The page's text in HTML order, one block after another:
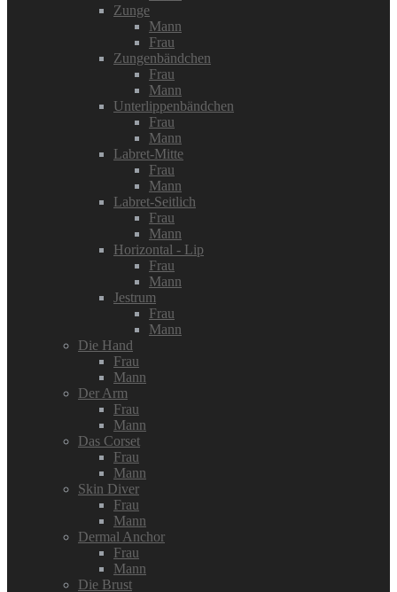
Zunge
Mann
Frau
Zungenbändchen
Frau
Mann
Unterlippenbändchen
Frau
Mann
Labret-Mitte
Frau
Mann
Labret-Seitlich
Frau
Mann
Horizontal - Lip
Frau
Mann
Jestrum
Frau
Mann
Die Hand
Frau
Mann
Der Arm
Frau
Mann
Das Corset
Frau
Mann
Skin Diver
Frau
Mann
Dermal Anchor
Frau
Mann
Die Brust